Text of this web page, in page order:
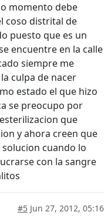
momento debe
coso distrital de
puesto que es un
encuentre en la calle
siempre me
culpa de nacer
estado el que hizo
se preocupo por
que
y ahora creen que
cuando lo
con la sangre
#5 Jun 27, 2012, 05:16